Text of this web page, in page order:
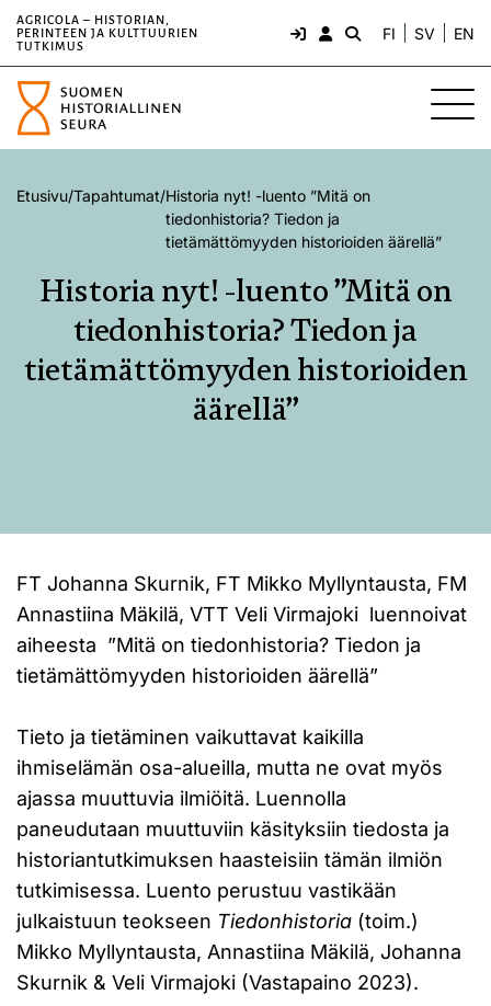
AGRICOLA – HISTORIAN,
PERINTEEN JA KULTTUURIEN
TUTKIMUS
FI SV EN
Etusivu/Tapahtumat/Historia nyt! -luento ”Mitä on
tiedonhistoria? Tiedon ja
tietämättömyyden historioiden äärellä”
Historia nyt! -luento ”Mitä on
tiedonhistoria? Tiedon ja
tietämättömyyden historioiden
äärellä”
FT Johanna Skurnik, FT Mikko Myllyntausta, FM
Annastiina Mäkilä, VTT Veli Virmajoki luennoivat
aiheesta ”Mitä on tiedonhistoria? Tiedon ja
tietämättömyyden historioiden äärellä”
Tieto ja tietäminen vaikuttavat kaikilla
ihmiselämän osa-alueilla, mutta ne ovat myös
ajassa muuttuvia ilmiöitä. Luennolla
paneudutaan muuttuviin käsityksiin tiedosta ja
historiantutkimuksen haasteisiin tämän ilmiön
tutkimisessa. Luento perustuu vastikään
julkaistuun teokseen Tiedonhistoria (toim.)
Mikko Myllyntausta, Annastiina Mäkilä, Johanna
Skurnik & Veli Virmajoki (Vastapaino 2023).